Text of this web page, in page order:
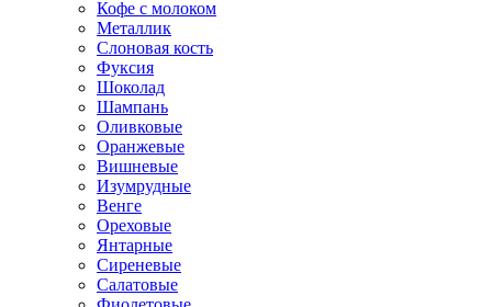
Кофе с молоком
Металлик
Слоновая кость
Фуксия
Шоколад
Шампань
Оливковые
Оранжевые
Вишневые
Изумрудные
Венге
Ореховые
Янтарные
Сиреневые
Салатовые